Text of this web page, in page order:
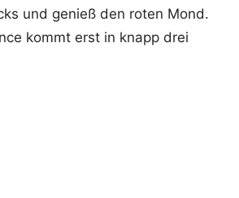
und genieß den roten Mond.
kommt erst in knapp drei